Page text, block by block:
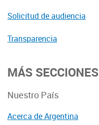
Solicitud de audiencia
Transparencia
MÁS SECCIONES
Nuestro País
Acerca de Argentina